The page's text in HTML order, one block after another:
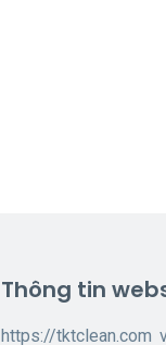
Thông tin
https://tktclean.com